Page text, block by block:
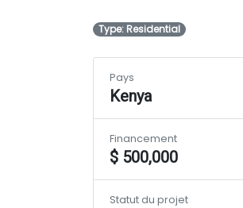
Type: Residential
Pays
Kenya
Financement
$ 500,000
Statut du projet